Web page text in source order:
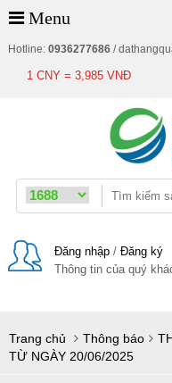
Menu
Hotline: 0936277686/
1 CNY = 3,985 VNĐ
Đăng nhập/ Đăng ký
Thông tin của quý
Trang chủ Thông báo
TỪ NGÀY 20/06/2025